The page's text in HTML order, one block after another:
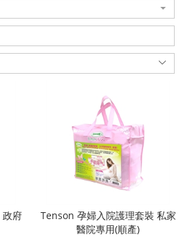
府
Tenson 孕婦入院護理套裝 私家
醫院專用(順產)